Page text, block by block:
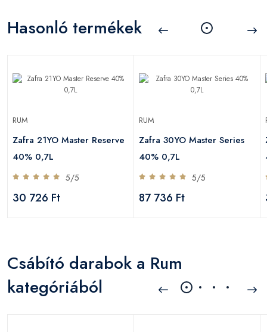
Hasonló termékek
RUM
Zafra 21YO Master Reserve
40% 0,7L
5/5
30 726 Ft
RUM
Zafra 30YO Master Series
40% 0,7L
5/5
87 736 Ft
Csábító darabok a Rum
kategóriából